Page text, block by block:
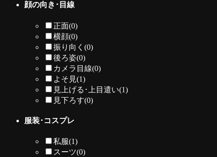
顔の向き･目線
正面(0)
横顔(0)
振り向く(0)
後ろ姿(0)
カメラ目線(0)
よそ見(1)
見上げる･上目遣い(1)
見下ろす(0)
服装･コスプレ
私服(1)
スーツ(0)